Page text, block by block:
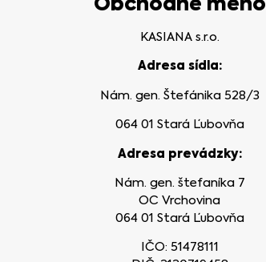
KASIANA s.r.o.
Adresa sídla:
Nám. gen. Štefánika 528/3
064 01 Stará Ľubovňa
Adresa prevádzky:
Nám. gen. štefaníka 7
OC Vrchovina
064 01 Stará Ľubovňa
IČO: 51478111